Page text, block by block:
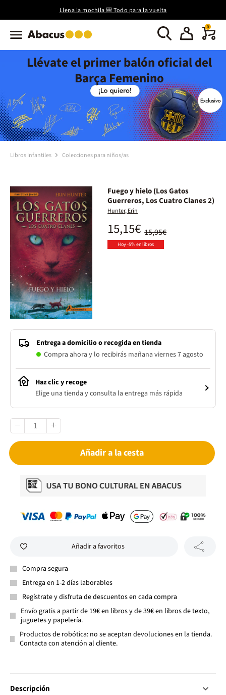
Llena la mochila 🎒 Todo para la vuelta
0
Llévate el primer balón oficial del
Barça Femenino
Libros Infantiles Colecciones para niños/as
Fuego y hielo (Los Gatos
Guerreros, Los Cuatro Clanes 2)
Hunter, Erin
15,95€
15,15€
Hoy -5% en libros
Entrega a domicilio o recogida en tienda
Compra ahora y lo recibirás mañana viernes 7 agosto
Haz clic y recoge
Elige una tienda y consulta la entrega más rápida
Añadir a la cesta
Añadir a favoritos
Compra segura
Entrega en 1-2 días laborables
Regístrate y disfruta de descuentos en cada compra
Envío gratis a partir de 19€ en libros y de 39€ en libros de texto,
juguetes y papelería.
Productos de robótica: no se aceptan devoluciones en la tienda.
Contacta con atención al cliente.
Descripción